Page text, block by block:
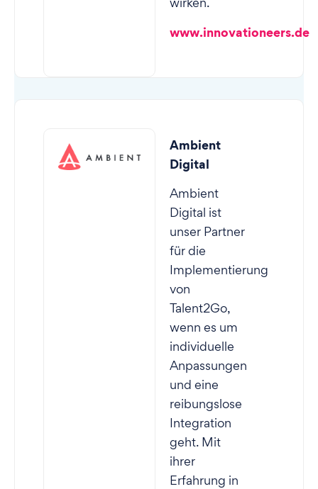
www.innovationeers.de
Ambient
Digital
Ambient
Digital ist
unser Partner
für die
Implementierung
von
Talent2Go,
wenn es um
individuelle
Anpassungen
und eine
reibungslose
Integration
geht. Mit
ihrer
Erfahrung in